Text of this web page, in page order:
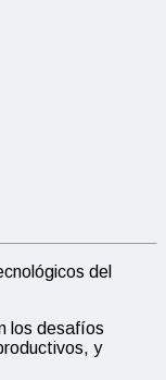
del
los desafíos
y